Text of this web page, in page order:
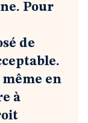
Pour
de
en
à